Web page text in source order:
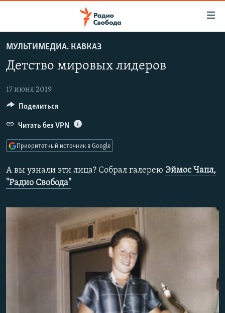
упрощенного
доступа
Вернуться
основному
содержанию
Вернутся
главной
Вернутся
ПРОГРАММЫ
ПОДКАСТЫ
АВТОРСКИЕ ПРОЕКТЫ
ЦИТАТЫ СВОБОДЫ
МНЕНИЯ
КУЛЬТУРА
КАВКАЗ.РЕАЛИИ
РАСПИСАНИЕ ВЕЩАНИЯ
ПОДПИШИТЕСЬ НА РАССЫЛКУ
МУЛЬТИМЕДИА. КАВКАЗ
Детство мировых лидеров
17 июня 2019
А вы узнали эти лица? Собрал галерею Эймос Чапл,
"Радио Свобода"
Поделиться
Читать без VPN
Приоритетный источник в Google